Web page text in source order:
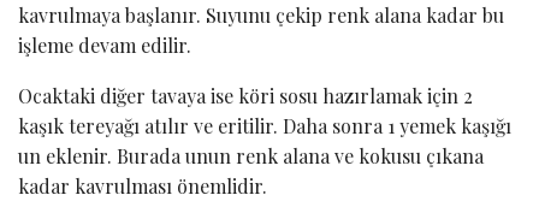
kavrulmaya başlanır. Suyunu çekip renk alana kadar bu
işleme devam edilir.
Ocaktaki diğer tavaya ise köri sosu hazırlamak için 2
kaşık tereyağı atılır ve eritilir. Daha sonra 1 yemek kaşığı
un eklenir. Burada unun renk alana ve kokusu çıkana
kadar kavrulması önemlidir.